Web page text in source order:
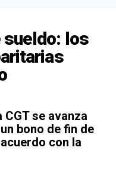
sueldo: los
se avanza
bono de fin de
con la